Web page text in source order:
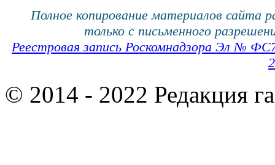
Полное копирование материалов сайта
только с письменного
Реестровая запись Роскомнадзора Эл №
© 2014 - 2022 Редакция